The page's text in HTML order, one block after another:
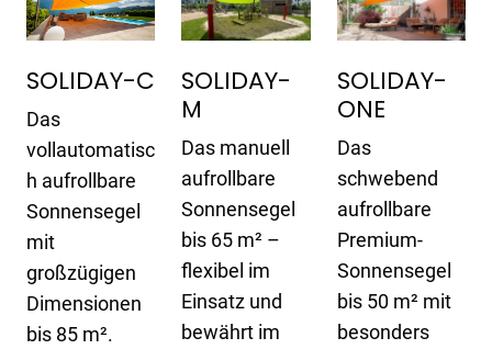
SOLIDAY-C
Das
vollautomatisc
h aufrollbare
Sonnensegel
mit
großzügigen
Dimensionen
bis 85 m².
SOLIDAY-
M
Das manuell
aufrollbare
Sonnensegel
bis 65 m² –
flexibel im
Einsatz und
bewährt im
SOLIDAY-
ONE
Das
schwebend
aufrollbare
Premium-
Sonnensegel
bis 50 m² mit
besonders